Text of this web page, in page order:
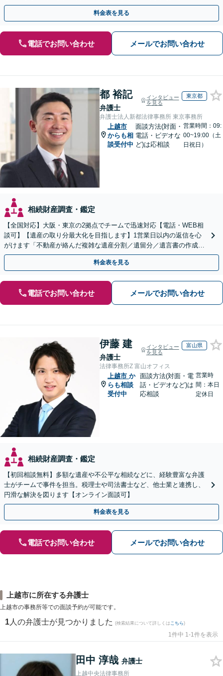
談ください。【休日・夜間面談可】【オンライン面談可】
料金表を見る
電話でお問い合わせ メールでお問い合わせ
都 裕記
弁護士
インタビュー
を見る
東京都
弁護士法人新都法律事務所 東京事務所
上越市
からも相
談受付中
面談方法(対面・
電話・ビデオな
ど)は応相談
営業時間：09:
00~19:00（土
日祝日）
相続財産調査・鑑定
【全国対応】大阪・東京の2拠点でチームで迅速対応【電話・WEB相
談可】【遺産の取り分最大化を目指します】1営業日以内の返信を心
がけます「不動産が絡んだ複雑な遺産分割／遺留分／遺言書の作成・
執行／事業承継など、お任せください」【休日相談あり】
料金表を見る
電話でお問い合わせ メールでお問い合わせ
伊藤 建
弁護士
インタビュー
を見る
富山県
法律事務所Z 富山オフィス
上越市 か
らも相談
受付中
面談方法(対面・電
話・ビデオなど)は
応相談
営業時
間：本日
定休日
相続財産調査・鑑定
【初回相談無料】多額な遺産や不公平な相続などに、経験豊富な弁護
士がチームで事件を担当。税理士や司法書士など、他士業と連携し、
円滑な解決を図ります【オンライン面談可】
料金表を見る
電話でお問い合わせ メールでお問い合わせ
上越市に所在する弁護士
上越市の事務所等での面談予約が可能です。
1 人の弁護士が見つかりました (検索結果について詳しくは こちら)
1件中 1-1件を表示
田中 淳哉 弁護士
上越中央法律事務所